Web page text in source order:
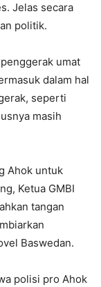
Jelas secara
politik.
umat
dalam hal
seperti
masih
Ahok untuk
Ketua GMBI
tangan
Baswedan.
polisi pro Ahok